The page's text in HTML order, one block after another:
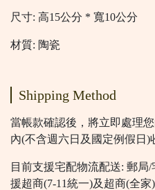
尺寸: 高15公分 * 寬10公分
材質: 陶瓷
Shipping Method
當帳款確認後，將立即處理
內(不含週六日及國定例假日)
目前支援宅配物流配送: 郵局
援超商(7-11統一)及超商(全家)